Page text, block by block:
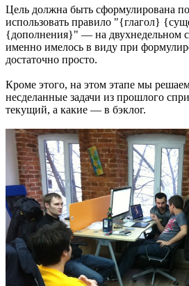
Цель должна быть сформулирована
использовать правило "{глагол}
{дополнения}" — на двухнедельном
именно имелось в виду при
достаточно просто.
Кроме этого, на этом этапе мы
несделанные задачи из прошлого
текущий, а какие — в бэклог.